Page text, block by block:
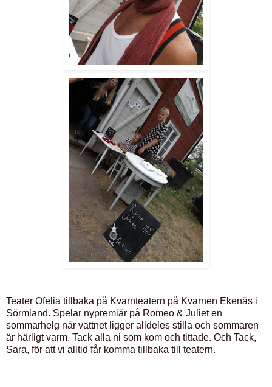
Teater Ofelia tillbaka på Kvarnteatern på Kvarnen Ekenäs i
Sörmland. Spelar nypremiär på Romeo & Juliet en
sommarhelg när vattnet ligger alldeles stilla och sommaren
är härligt varm. Tack alla ni som kom och tittade. Och Tack,
Sara, för att vi alltid får komma tillbaka till teatern.